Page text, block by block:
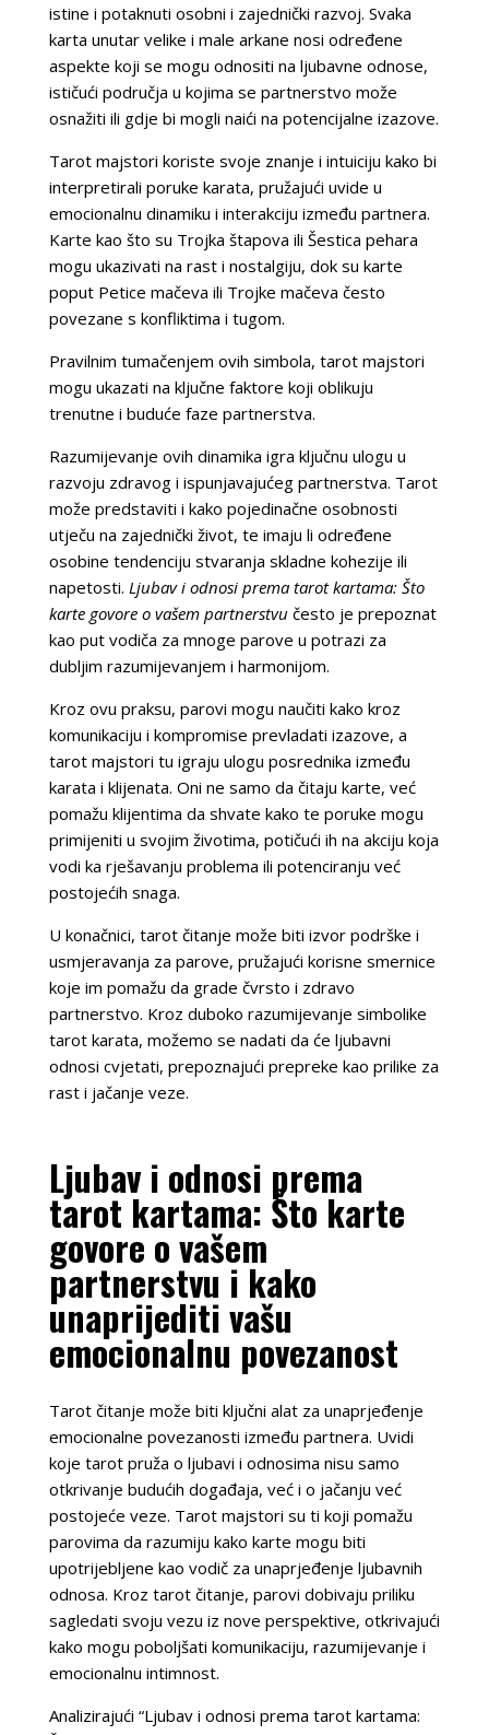
istine i potaknuti osobni i zajednički razvoj. Svaka
karta unutar velike i male arkane nosi određene
aspekte koji se mogu odnositi na ljubavne odnose,
ističući područja u kojima se partnerstvo može
osnažiti ili gdje bi mogli naići na potencijalne izazove.
Tarot majstori koriste svoje znanje i intuiciju kako bi
interpretirali poruke karata, pružajući uvide u
emocionalnu dinamiku i interakciju između partnera.
Karte kao što su Trojka štapova ili Šestica pehara
mogu ukazivati na rast i nostalgiju, dok su karte
poput Petice mačeva ili Trojke mačeva često
povezane s konfliktima i tugom.
Pravilnim tumačenjem ovih simbola, tarot majstori
mogu ukazati na ključne faktore koji oblikuju
trenutne i buduće faze partnerstva.
Razumijevanje ovih dinamika igra ključnu ulogu u
razvoju zdravog i ispunjavajućeg partnerstva. Tarot
može predstaviti i kako pojedinačne osobnosti
utječu na zajednički život, te imaju li određene
osobine tendenciju stvaranja skladne kohezije ili
napetosti. Ljubav i odnosi prema tarot kartama: Što
karte govore o vašem partnerstvu često je prepoznat
kao put vodiča za mnoge parove u potrazi za
dubljim razumijevanjem i harmonijom.
Kroz ovu praksu, parovi mogu naučiti kako kroz
komunikaciju i kompromise prevladati izazove, a
tarot majstori tu igraju ulogu posrednika između
karata i klijenata. Oni ne samo da čitaju karte, već
pomažu klijentima da shvate kako te poruke mogu
primijeniti u svojim životima, potičući ih na akciju koja
vodi ka rješavanju problema ili potenciranju već
postojećih snaga.
U konačnici, tarot čitanje može biti izvor podrške i
usmjeravanja za parove, pružajući korisne smernice
koje im pomažu da grade čvrsto i zdravo
partnerstvo. Kroz duboko razumijevanje simbolike
tarot karata, možemo se nadati da će ljubavni
odnosi cvjetati, prepoznajući prepreke kao prilike za
rast i jačanje veze.
Ljubav i odnosi prema
tarot kartama: Što karte
govore o vašem
partnerstvu i kako
unaprijediti vašu
emocionalnu povezanost
Tarot čitanje može biti ključni alat za unaprjeđenje
emocionalne povezanosti između partnera. Uvidi
koje tarot pruža o ljubavi i odnosima nisu samo
otkrivanje budućih događaja, već i o jačanju već
postojeće veze. Tarot majstori su ti koji pomažu
parovima da razumiju kako karte mogu biti
upotrijebljene kao vodič za unaprjeđenje ljubavnih
odnosa. Kroz tarot čitanje, parovi dobivaju priliku
sagledati svoju vezu iz nove perspektive, otkrivajući
kako mogu poboljšati komunikaciju, razumijevanje i
emocionalnu intimnost.
Analizirajući “Ljubav i odnosi prema tarot kartama: